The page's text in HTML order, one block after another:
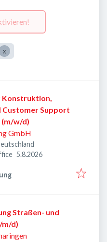
Customer Support
w/d)
GmbH
Veröffentlicht
5.8.2026
Straßen- und
m/d)